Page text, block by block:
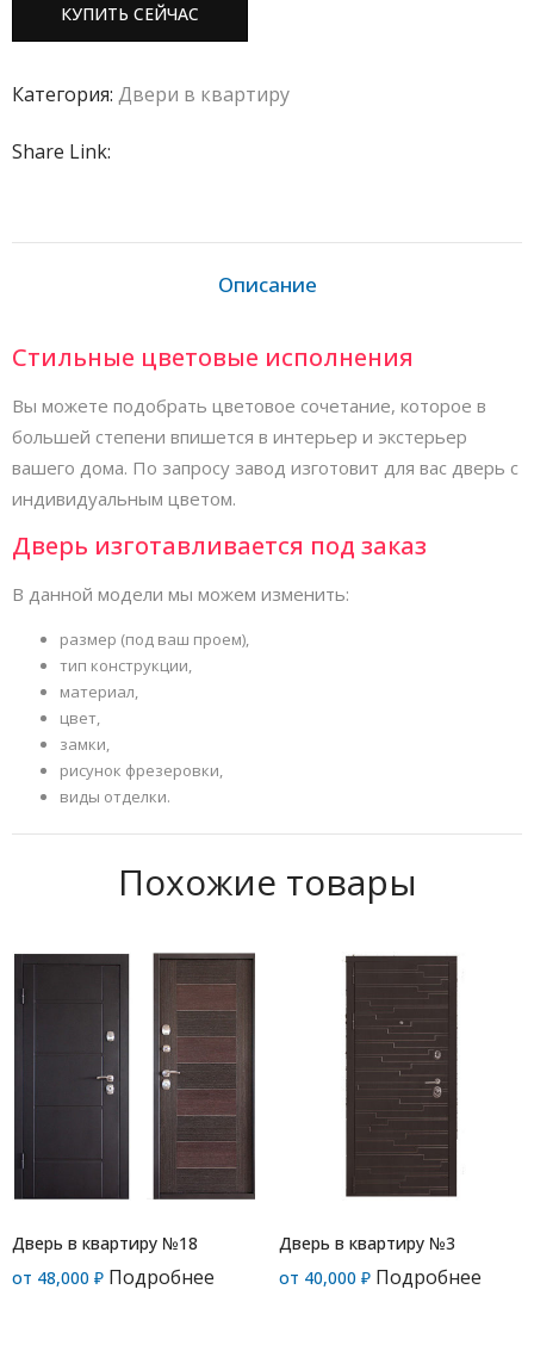
КУПИТЬ СЕЙЧАС
Категория: Двери в квартиру
Share Link:
Описание
Стильные цветовые исполнения
Вы можете подобрать цветовое сочетание, которое в
большей степени впишется в интерьер и экстерьер
вашего дома. По запросу завод изготовит для вас дверь с
индивидуальным цветом.
Дверь изготавливается под заказ
В данной модели мы можем изменить:
размер (под ваш проем),
тип конструкции,
материал,
цвет,
замки,
рисунок фрезеровки,
виды отделки.
Похожие товары
Дверь в квартиру №18
от 48,000 ₽ Подробнее
Дверь в квартиру №3
от 40,000 ₽ Подробнее